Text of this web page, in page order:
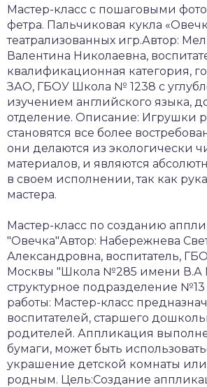
Мастер-класс с пошаговыми
фетра. Пальчиковая кукла
театрализованных игр.Автор:
Валентина Николаевна,
квалификационная категория,
ЗАО, ГБОУ Школа № 1238 с
изучением английского языка,
отделение. Описание: Игрушки
становятся все более
они делаются из экологически
материалов, и являются
в своем исполнении, так как
мастера.
Мастер-класс по созданию
"Овечка"Автор: Набережнева
Александровна, воспитатель,
Москвы "Школа №285 имени В.А
структурное подразделение
работы: Мастер-класс
воспитателей, старшего
родителей. Аппликация
бумаги, может быть
украшение детской комнаты
родным. Цель:Создание